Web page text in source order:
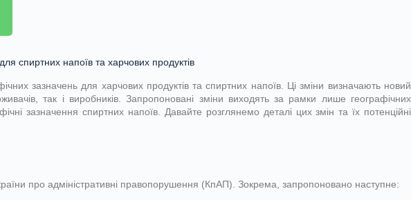
спиртних напоїв та харчових продуктів
зазначень для харчових продуктів та спиртних напоїв. Ці зміни визначають новий
так і виробників. Запропоновані зміни виходять за рамки лише географічних
зазначення спиртних напоїв. Давайте розглянемо деталі цих змін та їх потенційні
про адміністративні правопорушення (КпАП). Зокрема, запропоновано наступне: